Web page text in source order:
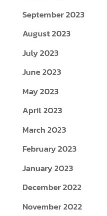
June 2023
May 2023
April 2023
March 2023
February 2023
January 2023
December 2022
November 2022
October 2022
September 2022
August 2022